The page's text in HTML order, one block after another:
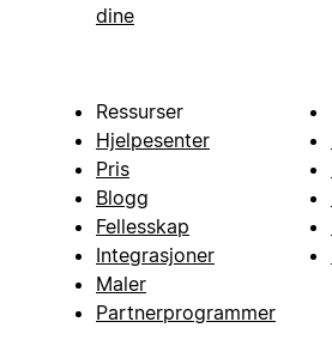
dine
Ressurser
Hjelpesenter
Pris
Blogg
Fellesskap
Integrasjoner
Maler
Partnerprogrammer